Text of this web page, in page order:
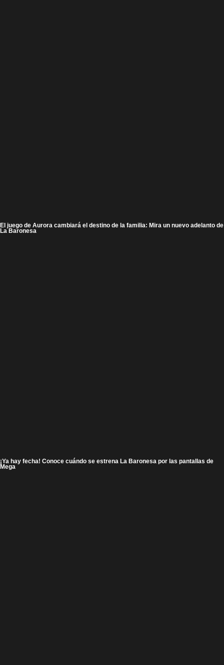
El juego de Aurora cambiará el destino de la familia: Mira un nuevo adelanto de
La Baronesa
¡Ya hay fecha! Conoce cuándo se estrena La Baronesa por las pantallas de
Mega